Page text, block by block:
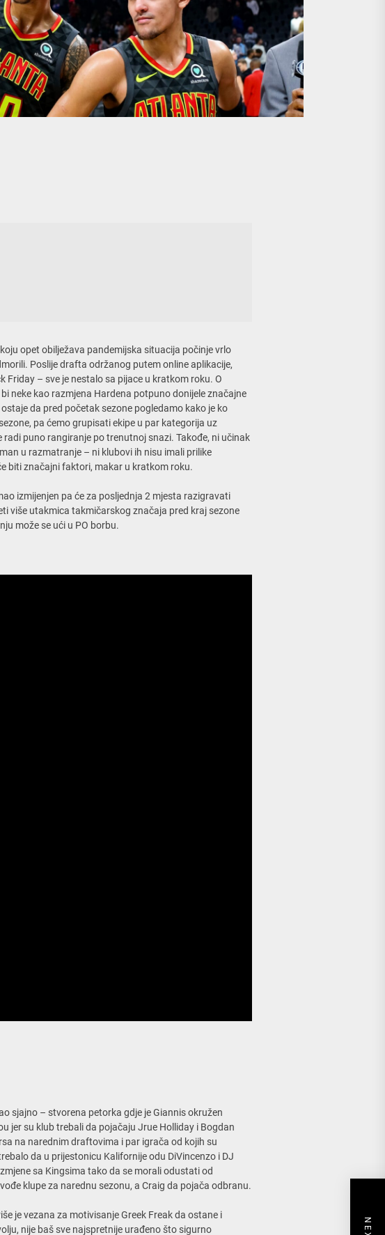
opet obilježava pandemijska situacija počinje vrlo
Poslije drafta održanog putem online aplikacije,
Friday – sve je nestalo sa pijace u kratkom roku. O
neke kao razmjena Hardena potpuno donijele značajne
da pred početak sezone pogledamo kako je ko
pa ćemo grupisati ekipe u par kategorija uz
puno rangiranje po trenutnoj snazi. Takođe, ni učinak
u razmatranje – ni klubovi ih nisu imali prilike
biti značajni faktori, makar u kratkom roku.
izmijenjen pa će za posljednja 2 mjesta razigravati
više utakmica takmičarskog značaja pred kraj sezone
može se ući u PO borbu.
sjajno – stvorena petorka gdje je Giannis okružen
jer su klub trebali da pojačaju Jrue Holliday i Bogdan
na narednim draftovima i par igrača od kojih su
da u prijestonicu Kalifornije odu DiVincenzo i DJ
sa Kingsima tako da se morali odustati od
klupe za narednu sezonu, a Craig da pojača odbranu.
je vezana za motivisanje Greek Freak da ostane i
nije baš sve najspretnije urađeno što sigurno